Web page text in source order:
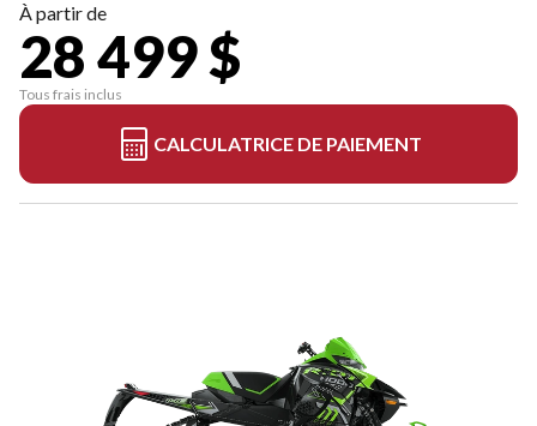
À partir de
28 499 $
Tous frais inclus
CALCULATRICE DE PAIEMENT